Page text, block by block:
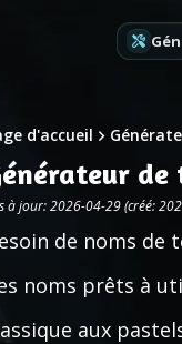
d'accueil
de
à jour: 2026-04-29 (créé:
de noms de
noms prêts à
aux